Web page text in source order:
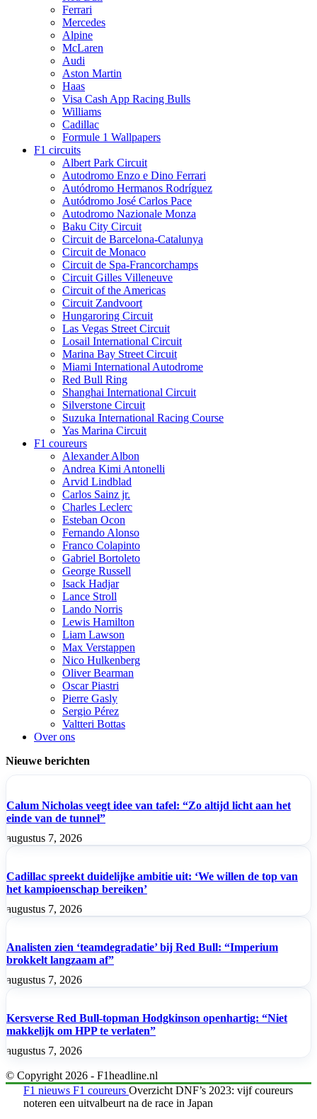
Ferrari
Mercedes
Alpine
McLaren
Audi
Aston Martin
Haas
Visa Cash App Racing Bulls
Williams
Cadillac
Formule 1 Wallpapers
F1 circuits
Albert Park Circuit
Autodromo Enzo e Dino Ferrari
Autódromo Hermanos Rodríguez
Autódromo José Carlos Pace
Autodromo Nazionale Monza
Baku City Circuit
Circuit de Barcelona-Catalunya
Circuit de Monaco
Circuit de Spa-Francorchamps
Circuit Gilles Villeneuve
Circuit of the Americas
Circuit Zandvoort
Hungaroring Circuit
Las Vegas Street Circuit
Losail International Circuit
Marina Bay Street Circuit
Miami International Autodrome
Red Bull Ring
Shanghai International Circuit
Silverstone Circuit
Suzuka International Racing Course
Yas Marina Circuit
F1 coureurs
Alexander Albon
Andrea Kimi Antonelli
Arvid Lindblad
Carlos Sainz jr.
Charles Leclerc
Esteban Ocon
Fernando Alonso
Franco Colapinto
Gabriel Bortoleto
George Russell
Isack Hadjar
Lance Stroll
Lando Norris
Lewis Hamilton
Liam Lawson
Max Verstappen
Nico Hulkenberg
Oliver Bearman
Oscar Piastri
Pierre Gasly
Sergio Pérez
Valtteri Bottas
Over ons
Nieuwe berichten
Calum Nicholas veegt idee van tafel: “Zo altijd licht aan het
einde van de tunnel”
augustus 7, 2026
Cadillac spreekt duidelijke ambitie uit: ‘We willen de top van
het kampioenschap bereiken’
augustus 7, 2026
Analisten zien ‘teamdegradatie’ bij Red Bull: “Imperium
brokkelt langzaam af”
augustus 7, 2026
Kersverse Red Bull-topman Hodgkinson openhartig: “Niet
makkelijk om HPP te verlaten”
augustus 7, 2026
© Copyright 2026 - F1headline.nl
F1 nieuws F1 coureurs Overzicht DNF’s 2023: vijf coureurs
noteren een uitvalbeurt na de race in Japan